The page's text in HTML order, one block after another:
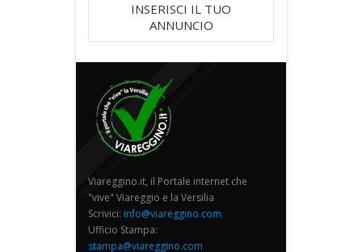
INSERISCI IL TUO
ANNUNCIO
Viareggino.it, il Portale internet che
"vive" Viareggio e la Versilia
Scrivici: info@viareggino.com
Ufficio Stampa:
stampa@viareggino.com